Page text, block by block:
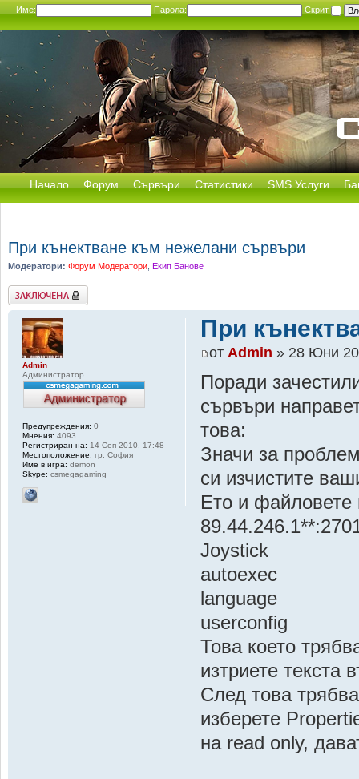
Име: Парола: Скрит
Начало Форум Сървъри Статистики SMS Услуги
При кънектване към нежелани сървъри
Модератори: Форум Модератори Екип Банове
Заключена
При
от Admin » 28 Юни
Поради
сървъри
това:
Значи за
си изчистите
Ето и файловете
Joystick
autoexec
language
userconfig
Това което
изтриете текста
След това
изберете
на read only,
Admin
Администратор
Предупреждения: 0
Мнения: 4093
Регистриран на: 14 Сеп 2010, 17:48
Местоположение: гр. София
Име в игра: demon
Skype: csmegagaming